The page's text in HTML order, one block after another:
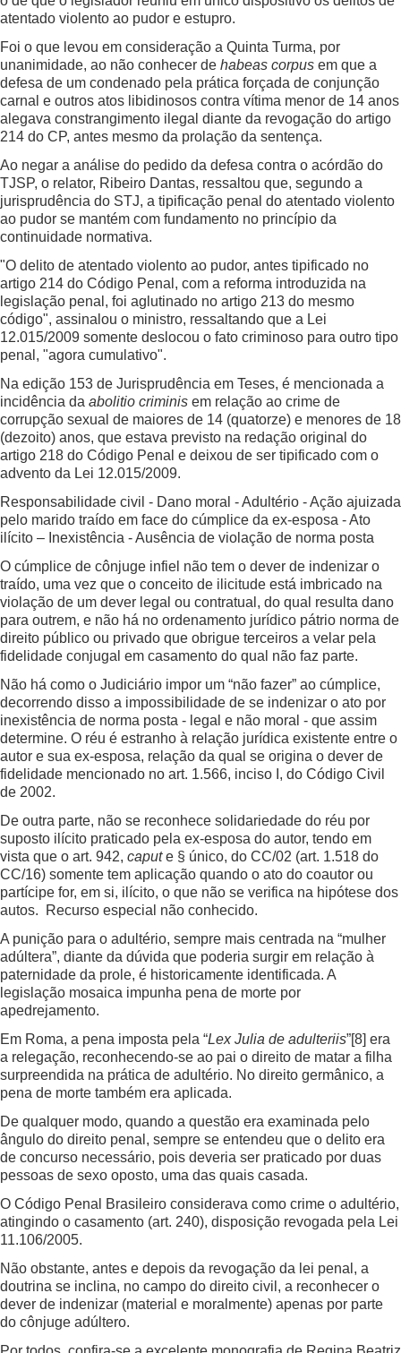
atentado violento ao pudor e estupro.
Foi o que levou em consideração a Quinta Turma, por
unanimidade, ao não conhecer de habeas corpus em que a
defesa de um condenado pela prática forçada de conjunção
carnal e outros atos libidinosos contra vítima menor de 14 anos
alegava constrangimento ilegal diante da revogação do artigo
214 do CP, antes mesmo da prolação da sentença.
Ao negar a análise do pedido da defesa contra o acórdão do
TJSP, o relator, Ribeiro Dantas, ressaltou que, segundo a
jurisprudência do STJ, a tipificação penal do atentado violento
ao pudor se mantém com fundamento no princípio da
continuidade normativa.
"O delito de atentado violento ao pudor, antes tipificado no
artigo 214 do Código Penal, com a reforma introduzida na
legislação penal, foi aglutinado no artigo 213 do mesmo
código", assinalou o ministro, ressaltando que a Lei
12.015/2009 somente deslocou o fato criminoso para outro tipo
penal, "agora cumulativo".
Na edição 153 de Jurisprudência em Teses, é mencionada a
incidência da abolitio criminis em relação ao crime de
corrupção sexual de maiores de 14 (quatorze) e menores de 18
(dezoito) anos, que estava previsto na redação original do
artigo 218 do Código Penal e deixou de ser tipificado com o
advento da Lei 12.015/2009.
Responsabilidade civil - Dano moral - Adultério - Ação ajuizada
pelo marido traído em face do cúmplice da ex-esposa - Ato
ilícito – Inexistência - Ausência de violação de norma posta
O cúmplice de cônjuge infiel não tem o dever de indenizar o
traído, uma vez que o conceito de ilicitude está imbricado na
violação de um dever legal ou contratual, do qual resulta dano
para outrem, e não há no ordenamento jurídico pátrio norma de
direito público ou privado que obrigue terceiros a velar pela
fidelidade conjugal em casamento do qual não faz parte.
Não há como o Judiciário impor um “não fazer” ao cúmplice,
decorrendo disso a impossibilidade de se indenizar o ato por
inexistência de norma posta - legal e não moral - que assim
determine. O réu é estranho à relação jurídica existente entre o
autor e sua ex-esposa, relação da qual se origina o dever de
fidelidade mencionado no art. 1.566, inciso I, do Código Civil
de 2002.
De outra parte, não se reconhece solidariedade do réu por
suposto ilícito praticado pela ex-esposa do autor, tendo em
vista que o art. 942, capute § único, do CC/02 (art. 1.518 do
CC/16) somente tem aplicação quando o ato do coautor ou
partícipe for, em si, ilícito, o que não se verifica na hipótese dos
autos. Recurso especial não conhecido.
A punição para o adultério, sempre mais centrada na “mulher
adúltera”, diante da dúvida que poderia surgir em relação à
paternidade da prole, é historicamente identificada. A
legislação mosaica impunha pena de morte por
apedrejamento.
Em Roma, a pena imposta pela “Lex Julia de adulteriis”[8] era
a relegação, reconhecendo-se ao pai o direito de matar a filha
surpreendida na prática de adultério. No direito germânico, a
pena de morte também era aplicada.
De qualquer modo, quando a questão era examinada pelo
ângulo do direito penal, sempre se entendeu que o delito era
de concurso necessário, pois deveria ser praticado por duas
pessoas de sexo oposto, uma das quais casada.
O Código Penal Brasileiro considerava como crime o adultério,
atingindo o casamento (art. 240), disposição revogada pela Lei
11.106/2005.
Não obstante, antes e depois da revogação da lei penal, a
doutrina se inclina, no campo do direito civil, a reconhecer o
dever de indenizar (material e moralmente) apenas por parte
do cônjuge adúltero.